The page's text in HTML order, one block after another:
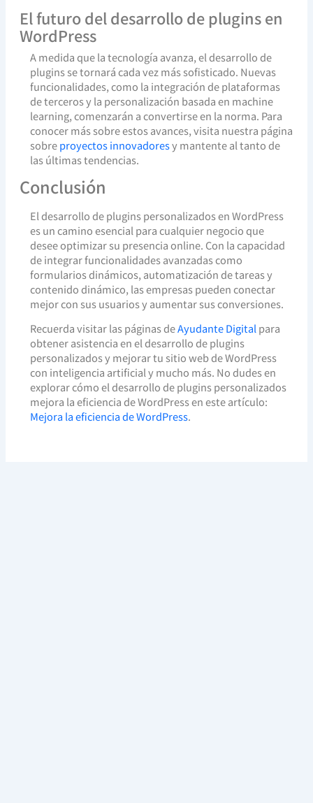
El futuro del desarrollo de plugins en
WordPress
A medida que la tecnología avanza, el desarrollo de
plugins se tornará cada vez más sofisticado. Nuevas
funcionalidades, como la integración de plataformas
de terceros y la personalización basada en machine
learning, comenzarán a convertirse en la norma. Para
conocer más sobre estos avances, visita nuestra página
sobreproyectos innovadoresy mantente al tanto de
las últimas tendencias.
Conclusión
El desarrollo de plugins personalizados en WordPress
es un camino esencial para cualquier negocio que
desee optimizar su presencia online. Con la capacidad
de integrar funcionalidades avanzadas como
formularios dinámicos, automatización de tareas y
contenido dinámico, las empresas pueden conectar
mejor con sus usuarios y aumentar sus conversiones.
Recuerda visitar las páginas deAyudante Digitalpara
obtener asistencia en el desarrollo de plugins
personalizados y mejorar tu sitio web de WordPress
con inteligencia artificial y mucho más. No dudes en
explorar cómo el desarrollo de plugins personalizados
mejora la eficiencia de WordPress en este artículo:
Mejora la eficiencia de WordPress.